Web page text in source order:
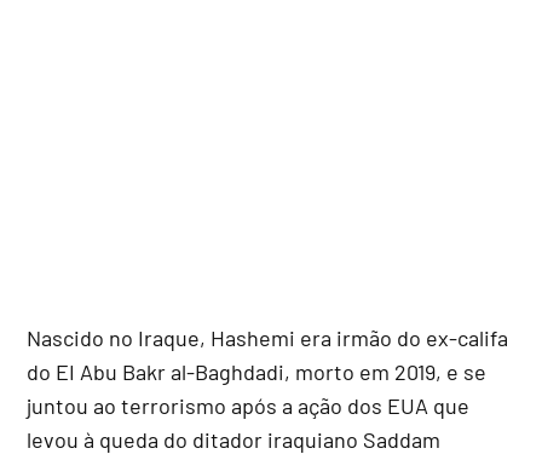
Nascido no Iraque, Hashemi era irmão do ex-califa
do EI Abu Bakr al-Baghdadi, morto em 2019, e se
juntou ao terrorismo após a ação dos EUA que
levou à queda do ditador iraquiano Saddam